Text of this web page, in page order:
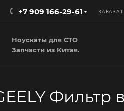
+7 909 166-29-61
Ноускаты для СТО
Запчасти из Китая.
Фильтр